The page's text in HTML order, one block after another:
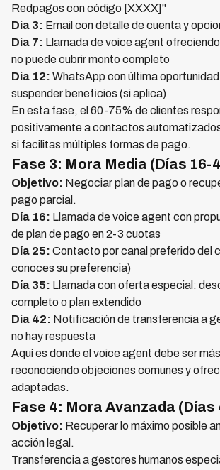
Redpagos con código [XXXX]"
Día 3: Email con detalle de cuenta y
Día 7: Llamada de voice agent
no puede cubrir monto completo
Día 12: WhatsApp con última
suspender beneficios (si aplica)
En esta fase, el 60-75% de clientes
positivamente a contactos
si facilitas múltiples formas de pago.
Fase 3: Mora Media (Días 16-
Objetivo: Negociar plan de pago o
pago parcial.
Día 16: Llamada de voice agent con
de plan de pago en 2-3 cuotas
Día 25: Contacto por canal preferido del
conoces su preferencia)
Día 35: Llamada con oferta especial:
completo o plan extendido
Día 42: Notificación de transferencia a
no hay respuesta
Aquí es donde el voice agent debe ser
reconociendo objeciones comunes y
adaptadas.
Fase 4: Mora Avanzada (Días
Objetivo: Recuperar lo máximo posible
acción legal.
Transferencia a gestores humanos